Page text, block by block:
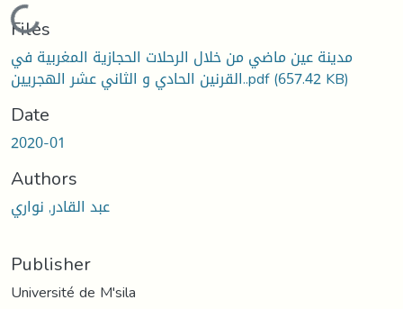
Loading...
Files
مدينة عين ماضي من خلال الرحلات الحجازية المغربية في
القرنين الحادي و الثاني عشر الهجريين..pdf(657.42 KB)
Date
2020-01
Authors
عبد القادر, نواري
Publisher
Université de M'sila